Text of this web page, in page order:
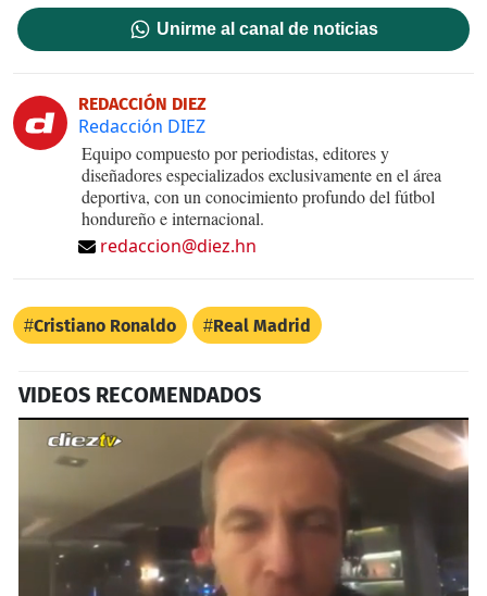
Unirme al canal de noticias
REDACCIÓN DIEZ
Redacción DIEZ
Equipo compuesto por periodistas, editores y
diseñadores especializados exclusivamente en el área
deportiva, con un conocimiento profundo del fútbol
hondureño e internacional.
redaccion@diez.hn
Cristiano Ronaldo Real Madrid
VIDEOS RECOMENDADOS